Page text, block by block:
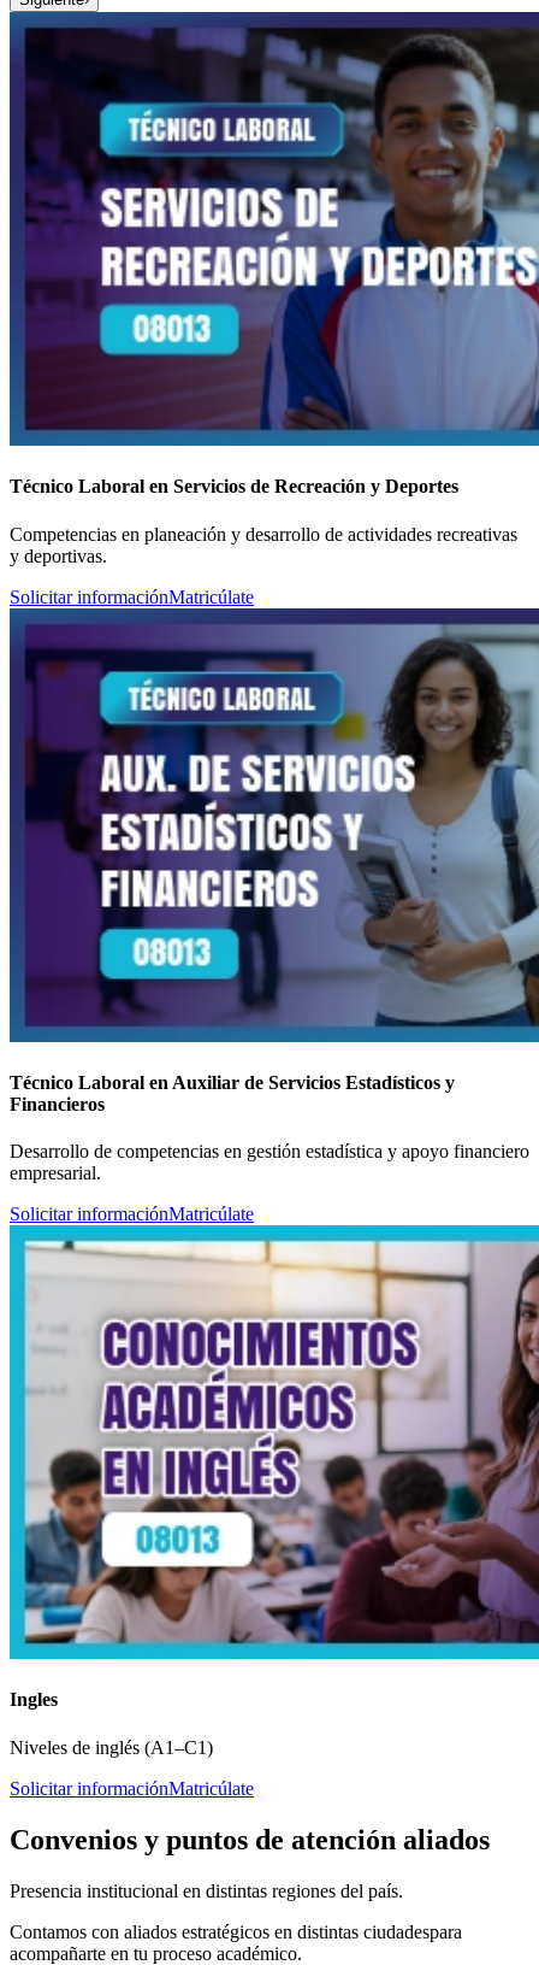
Técnico Laboral en Servicios de Recreación y Deportes
Competencias en planeación y desarrollo de actividades recreativas
y deportivas.
Solicitar informaciónMatricúlate
Técnico Laboral en Auxiliar de Servicios Estadísticos y
Financieros
Desarrollo de competencias en gestión estadística y apoyo financiero
empresarial.
Solicitar informaciónMatricúlate
Ingles
Niveles de inglés (A1–C1)
Solicitar informaciónMatricúlate
Convenios y puntos de atención aliados
Presencia institucional en distintas regiones del país.
Contamos con aliados estratégicos en distintas ciudadespara
acompañarte en tu proceso académico.